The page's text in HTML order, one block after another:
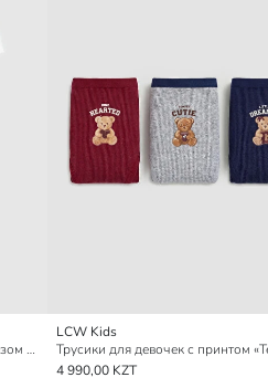
Боди с заклепками с круглым вырезом для малышек девочек
LCW Kids
4 990,00 KZT